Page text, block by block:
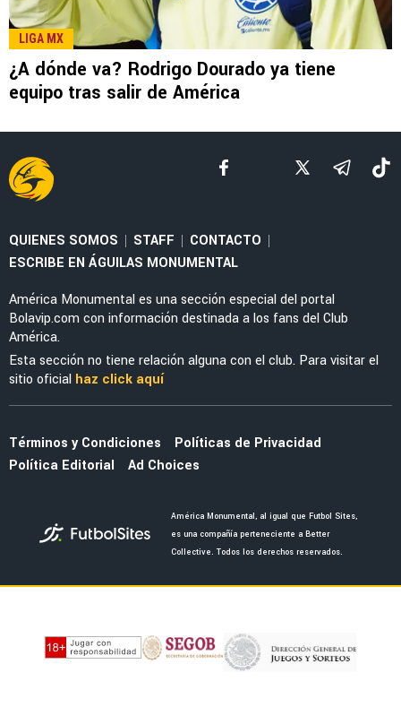
LEE TAMBIÉN
FEMENIL
Priscila da Silva firma doblete con América
Femenil y reacciona al Estadio Banorte